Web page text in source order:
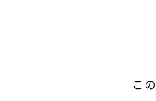
こ